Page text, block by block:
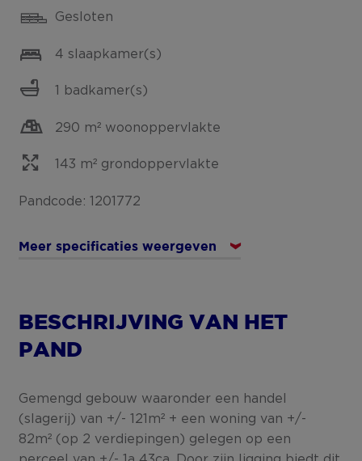
Gesloten
4 slaapkamer(s)
1 badkamer(s)
290 m² woonoppervlakte
143 m² grondoppervlakte
Pandcode: 1201772
Meer specificaties weergeven
BESCHRIJVING VAN HET
PAND
Gemengd gebouw waaronder een handel
(slagerij) van +/- 121m² + een woning van +/-
82m² (op 2 verdiepingen) gelegen op een